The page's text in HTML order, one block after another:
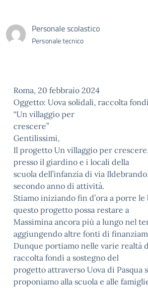
Personale scolastico
Personale tecnico
Roma, 20 febbraio 2024
Oggetto: Uova solidali, raccolta
“Un villaggio per
crescere”
Gentilissimi,
Il progetto Un villaggio per
presso il giardino e i locali della
scuola dell’infanzia di via
secondo anno di attività.
Stiamo iniziando fin d’ora a porre le
questo progetto possa restare a
Massimina ancora più a lungo nel
aggiungendo altre fonti di
Dunque portiamo nelle varie realtà
raccolta fondi a sostegno del
progetto attraverso Uova di Pasqua
proponiamo alla scuola e alle